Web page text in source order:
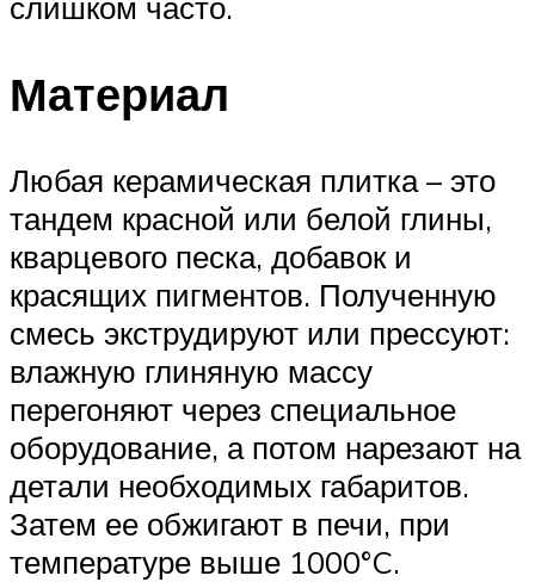
Материал
Любая керамическая плитка – это
тандем красной или белой глины,
кварцевого песка, добавок и
красящих пигментов. Полученную
смесь экструдируют или прессуют:
влажную глиняную массу
перегоняют через специальное
оборудование, а потом нарезают на
детали необходимых габаритов.
Затем ее обжигают в печи, при
температуре выше 1000°C.